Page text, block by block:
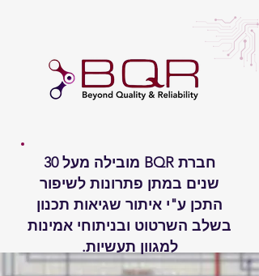
חברת BQR מובילה מעל 30
שנים במתן פתרונות לשיפור
התכן ע"י איתור שגיאות תכנון
בשלב השרטוט ובניתוחי אמינות
למגוון תעשיות.